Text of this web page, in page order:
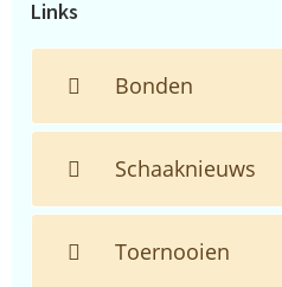
Links
Bonden
Schaaknieuws
Toernooien